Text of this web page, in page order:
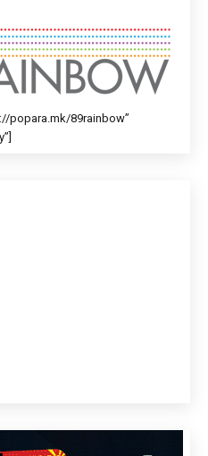
popara.mk/89rainbow”